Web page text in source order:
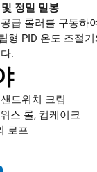
정밀 밀봉
급 롤러를 구동하
형 PID 온도 조절
.
드위치 크림
스 롤, 컵케이크
로프